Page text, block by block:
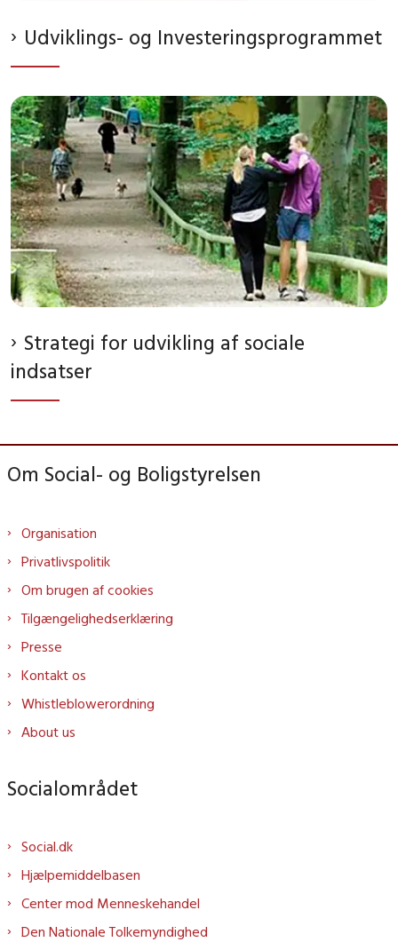
Udviklings- og Investeringsprogrammet
Strategi for udvikling af sociale
indsatser
Om Social- og Boligstyrelsen
Organisation
Privatlivspolitik
Om brugen af cookies
Tilgængelighedserklæring
Presse
Kontakt os
Whistleblowerordning
About us
Socialområdet
Social.dk
Hjælpemiddelbasen
Center mod Menneskehandel
Den Nationale Tolkemyndighed